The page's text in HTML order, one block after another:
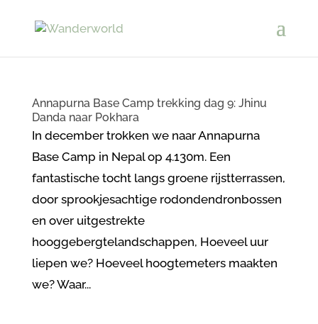
Annapurna Base Camp trekking dag 9: Jhinu
Danda naar Pokhara
In december trokken we naar Annapurna
Base Camp in Nepal op 4.130m. Een
fantastische tocht langs groene rijstterrassen,
door sprookjesachtige rodondendronbossen
en over uitgestrekte
hooggebergtelandschappen, Hoeveel uur
liepen we? Hoeveel hoogtemeters maakten
we? Waar...